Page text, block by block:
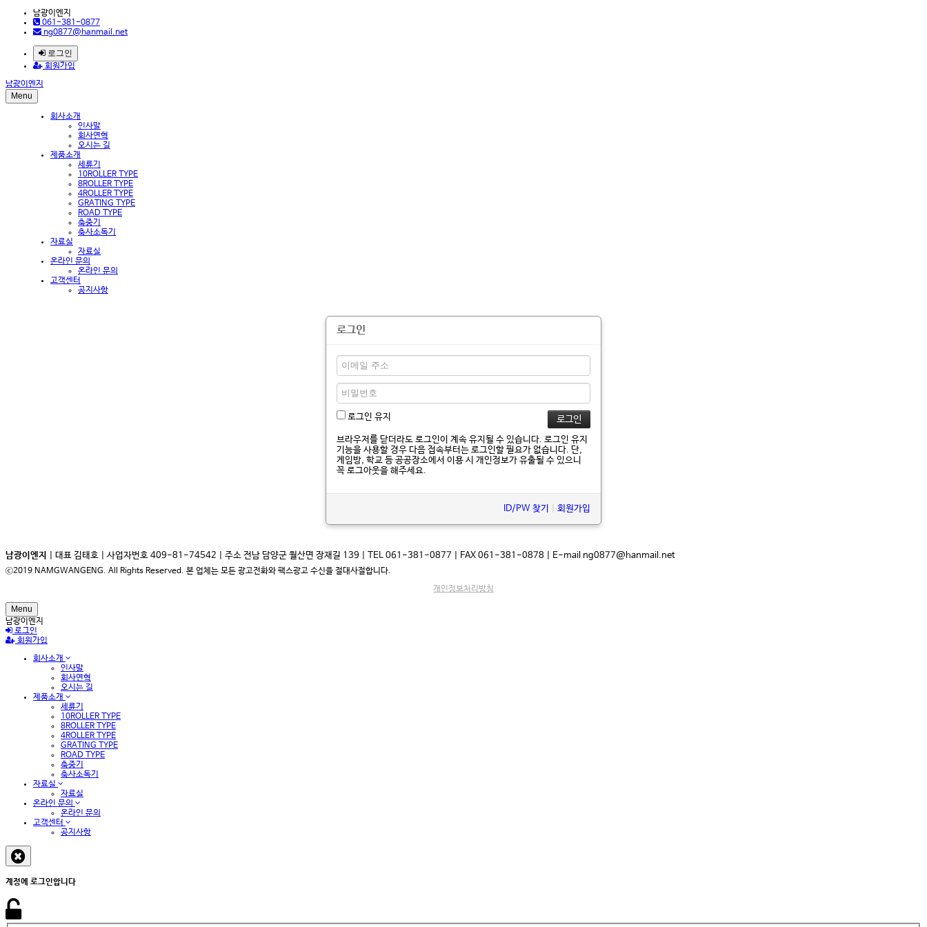
남광이엔지
061-381-0877
ng0877@hanmail.net
로그인
회원가입
남광이엔지
Menu
회사소개
인사말
회사연혁
오시는 길
제품소개
세륜기
10ROLLER TYPE
8ROLLER TYPE
4ROLLER TYPE
GRATING TYPE
ROAD TYPE
축중기
축사소독기
자료실
자료실
온라인 문의
온라인 문의
고객센터
공지사항
로그인
로그인 유지
브라우저를 닫더라도 로그인이 계속 유지될 수 있습니다. 로그인 유지
기능을 사용할 경우 다음 접속부터는 로그인할 필요가 없습니다. 단,
게임방, 학교 등 공공장소에서 이용 시 개인정보가 유출될 수 있으니
꼭 로그아웃을 해주세요.
ID/PW 찾기 회원가입
남광이엔지 | 대표 김태호 | 사업자번호 409-81-74542 | 주소 전남 담양군 월산면 장재길 139 | TEL 061-381-0877 | FAX 061-381-0878 | E-mail ng0877@hanmail.net
ⓒ2019 NAMGWANGENG. All Rights Reserved. 본 업체는 모든 광고전화와 팩스광고 수신을 절대사절합니다.
개인정보처리방침
Menu
남광이엔지
로그인
회원가입
회사소개
인사말
회사연혁
오시는 길
제품소개
세륜기
10ROLLER TYPE
8ROLLER TYPE
4ROLLER TYPE
GRATING TYPE
ROAD TYPE
축중기
축사소독기
자료실
자료실
온라인 문의
온라인 문의
고객센터
공지사항
계정에 로그인합니다